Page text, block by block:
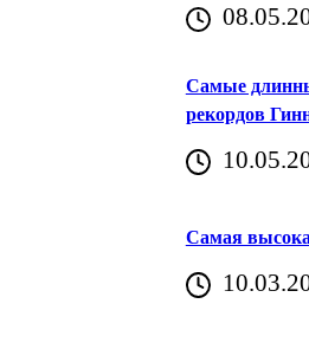
Самые
рекордов
Самая